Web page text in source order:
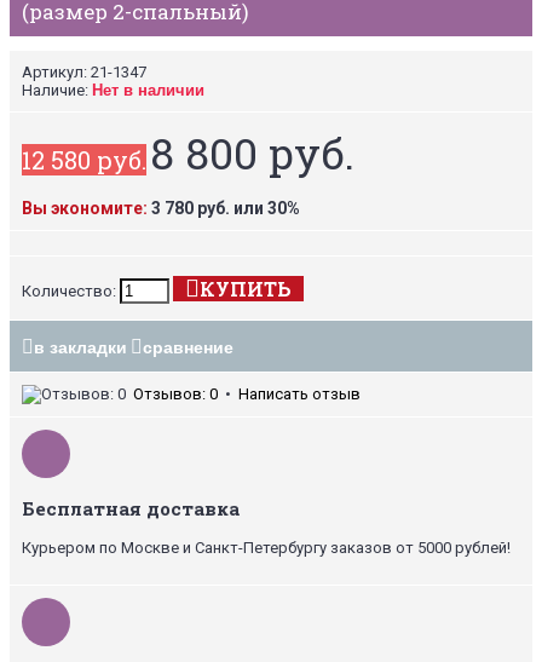
(размер 2-спальный)
Артикул: 21-1347
Наличие: Нет в наличии
12 580 руб. 8 800 руб.
Вы экономите: 3 780 руб. или 30%
Количество: КУПИТЬ
в закладки сравнение
Отзывов: 0 • Написать отзыв
Бесплатная доставка
Курьером по Москве и Санкт-Петербургу заказов от 5000 рублей!